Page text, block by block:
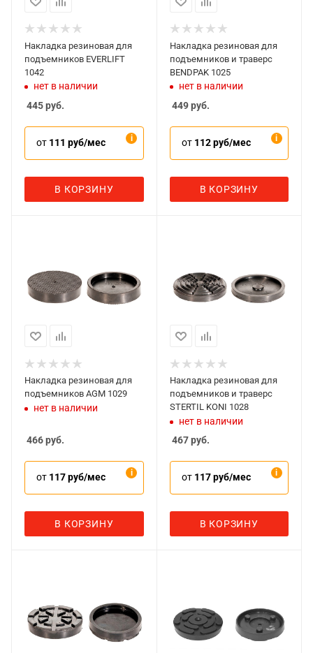
Накладка резиновая для
подъемников EVERLIFT
1042
нет в наличии
445руб.
от 111 руб/мес
В КОРЗИНУ
Накладка резиновая для
подъемников и траверс
BENDPAK 1025
нет в наличии
449руб.
от 112 руб/мес
В КОРЗИНУ
Накладка резиновая для
подъемников AGM 1029
нет в наличии
466руб.
от 117 руб/мес
В КОРЗИНУ
Накладка резиновая для
подъемников и траверс
STERTIL KONI 1028
нет в наличии
467руб.
от 117 руб/мес
В КОРЗИНУ